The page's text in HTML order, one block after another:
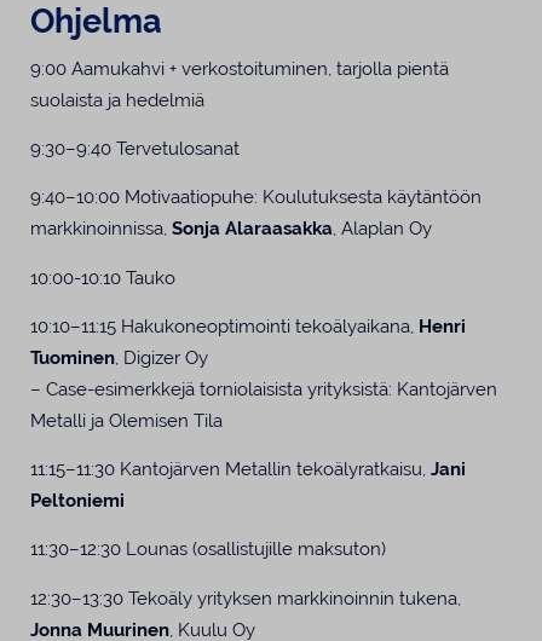
Ohjelma
9:00 Aamukahvi + verkostoituminen, tarjolla pientä
suolaista ja hedelmiä
9:30–9:40 Tervetulosanat
9:40–10:00 Motivaatiopuhe: Koulutuksesta käytäntöön
markkinoinnissa, Sonja Alaraasakka, Alaplan Oy
10:00-10:10 Tauko
10:10–11:15 Hakukoneoptimointi tekoälyaikana, Henri
Tuominen , Digizer Oy
– Case-esimerkkejä torniolaisista yrityksistä: Kantojärven
Metalli ja Olemisen Tila
11:15–11:30 Kantojärven Metallin tekoälyratkaisu, Jani
Peltoniemi
11:30–12:30 Lounas (osallistujille maksuton)
12:30–13:30 Tekoäly yrityksen markkinoinnin tukena,
Jonna Muurinen , Kuulu Oy